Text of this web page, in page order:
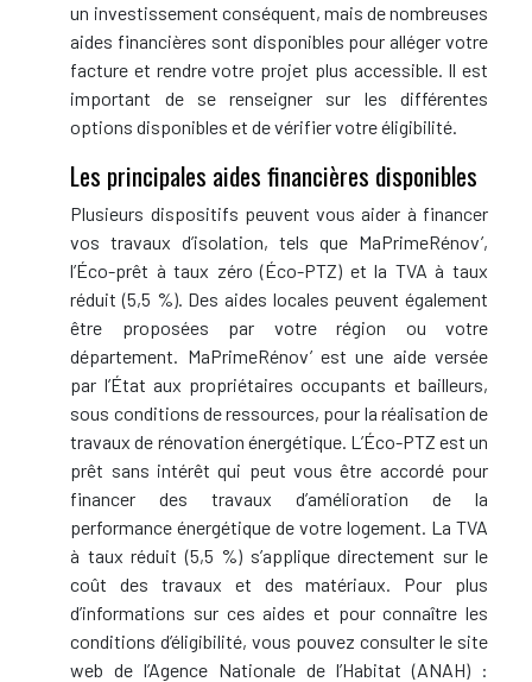
un investissement conséquent, mais de nombreuses
aides financières sont disponibles pour alléger votre
facture et rendre votre projet plus accessible. Il est
important de se renseigner sur les différentes
options disponibles et de vérifier votre éligibilité.
Les principales aides financières disponibles
Plusieurs dispositifs peuvent vous aider à financer
vos travaux d’isolation, tels que MaPrimeRénov’,
l’Éco-prêt à taux zéro (Éco-PTZ) et la TVA à taux
réduit (5,5 %). Des aides locales peuvent également
être proposées par votre région ou votre
département. MaPrimeRénov’ est une aide versée
par l’État aux propriétaires occupants et bailleurs,
sous conditions de ressources, pour la réalisation de
travaux de rénovation énergétique. L’Éco-PTZ est un
prêt sans intérêt qui peut vous être accordé pour
financer des travaux d’amélioration de la
performance énergétique de votre logement. La TVA
à taux réduit (5,5 %) s’applique directement sur le
coût des travaux et des matériaux. Pour plus
d’informations sur ces aides et pour connaître les
conditions d’éligibilité, vous pouvez consulter le site
web de l’Agence Nationale de l’Habitat (ANAH) :